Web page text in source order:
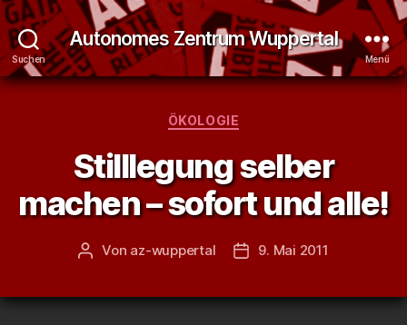
Suchen
Autonomes Zentrum Wuppertal
Menü
Kategorien
ÖKOLOGIE
Stilllegung selber
machen – sofort und alle!
Beitragsautor
Von az-wuppertal Veröffentlichungsdatum
9. Mai 2011